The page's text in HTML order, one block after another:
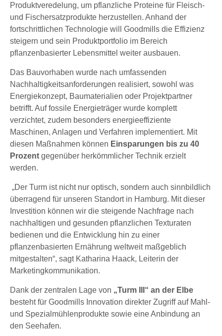
Produktveredelung, um pflanzliche Proteine für Fleisch-
und Fischersatzprodukte herzustellen. Anhand der
fortschrittlichen Technologie will Goodmills die Effizienz
steigern und sein Produktportfolio im Bereich
pflanzenbasierter Lebensmittel weiter ausbauen.
Das Bauvorhaben wurde nach umfassenden
Nachhaltigkeitsanforderungen realisiert, sowohl was
Energiekonzept, Baumaterialien oder Projektpartner
betrifft. Auf fossile Energieträger wurde komplett
verzichtet, zudem besonders energieeffiziente
Maschinen, Anlagen und Verfahren implementiert. Mit
diesen Maßnahmen können Einsparungen bis zu 40
Prozent gegenüber herkömmlicher Technik erzielt
werden.
„Der Turm ist nicht nur optisch, sondern auch sinnbildlich
überragend für unseren Standort in Hamburg. Mit dieser
Investition können wir die steigende Nachfrage nach
nachhaltigen und gesunden pflanzlichen Texturaten
bedienen und die Entwicklung hin zu einer
pflanzenbasierten Ernährung weltweit maßgeblich
mitgestalten“, sagt Katharina Haack, Leiterin der
Marketingkommunikation.
Dank der zentralen Lage von „Turm III“ an der Elbe
besteht für Goodmills Innovation direkter Zugriff auf Mahl-
und Spezialmühlenprodukte sowie eine Anbindung an
den Seehafen.